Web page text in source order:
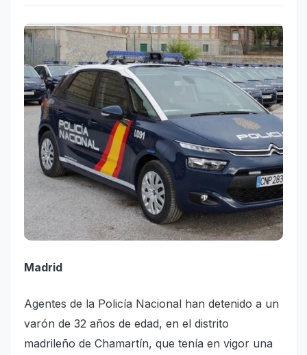
Madrid
Agentes de la Policía Nacional han detenido a un
varón de 32 años de edad, en el distrito
madrileño de Chamartín, que tenía en vigor una